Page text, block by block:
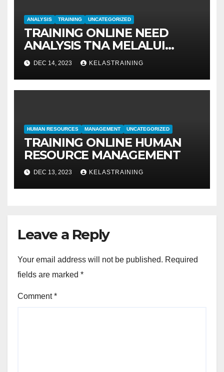
ANALYSIS TRAINING UNCATEGORIZED
TRAINING ONLINE NEED
ANALYSIS TNA MELALUI
METODE IDENTIFIKASI DAN
EVALUASI
DEC 14, 2023 KELASTRAINING
HUMAN RESOURCES MANAGEMENT UNCATEGORIZED
TRAINING ONLINE HUMAN
RESOURCE MANAGEMENT
DEC 13, 2023 KELASTRAINING
Leave a Reply
Your email address will not be published. Required
fields are marked *
Comment*